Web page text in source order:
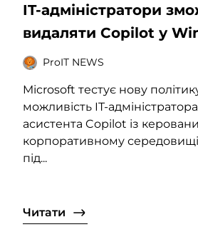
IT-адміністратори
видаляти Copilot у
ProIT NEWS
Microsoft тестує нову
можливість IT-
асистента Copilot із
корпоративному
під...
Читати